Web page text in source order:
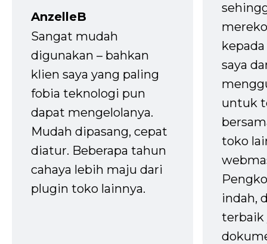
AnzelleB
Sangat mudah
digunakan – bahkan
klien saya yang paling
fobia teknologi pun
dapat mengelolanya.
Mudah dipasang, cepat
diatur. Beberapa tahun
cahaya lebih maju dari
plugin toko lainnya.
saya
untuk
toko
indah,
terbaik